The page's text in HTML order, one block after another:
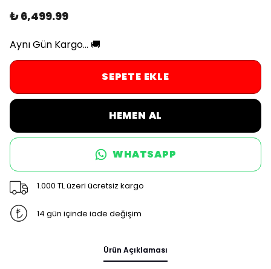
₺ 6,499.99
Aynı Gün Kargo... 🚚
SEPETE EKLE
HEMEN AL
WHATSAPP
1.000 TL üzeri ücretsiz kargo
14 gün içinde iade değişim
Ürün Açıklaması